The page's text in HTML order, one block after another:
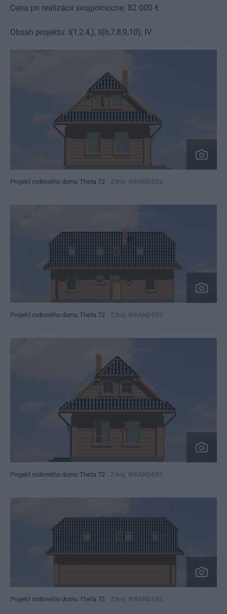
Cena pri realizácii svojpomocne: 82 000 €
Obsah projektu: I(1,2,4,), II(6,7,8,9,10), IV
Projekt rodinného domu Theta 72 Zdroj: WRANDERS
Projekt rodinného domu Theta 72 Zdroj: WRANDERS
Projekt rodinného domu Theta 72 Zdroj: WRANDERS
Projekt rodinného domu Theta 72 Zdroj: WRANDERS